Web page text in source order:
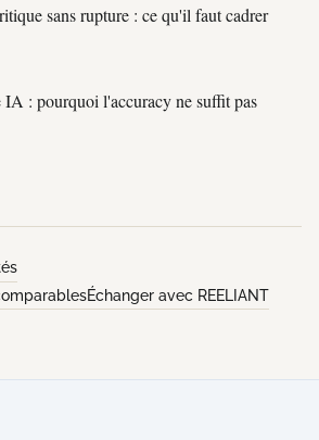
sans rupture : ce qu'il faut cadrer
IA : pourquoi l'accuracy ne suffit pas
Échanger avec REELIANT